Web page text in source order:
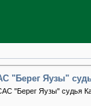
"Берег Яузы"
"Берег Яузы" судья